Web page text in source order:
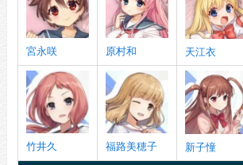
宮永咲 原村和 天江衣
竹井久 福路美穂子 新子憧